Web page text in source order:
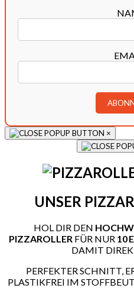
×
UNSER
HOL DIR DEN
PIZZAROLLER FÜR NUR 10
DAMIT
PERFEKTER SCHNITT,
PLASTIKFREI IM